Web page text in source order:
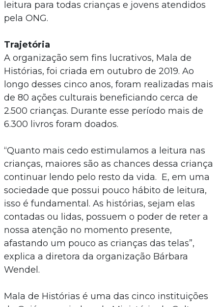
leitura para todas crianças e jovens atendidos
pela ONG.
Trajetória
A organização sem fins lucrativos, Mala de
Histórias, foi criada em outubro de 2019. Ao
longo desses cinco anos, foram realizadas mais
de 80 ações culturais beneficiando cerca de
2.500 crianças. Durante esse período mais de
6.300 livros foram doados.
“Quanto mais cedo estimulamos a leitura nas
crianças, maiores são as chances dessa criança
continuar lendo pelo resto da vida. E, em uma
sociedade que possui pouco hábito de leitura,
isso é fundamental. As histórias, sejam elas
contadas ou lidas, possuem o poder de reter a
nossa atenção no momento presente,
afastando um pouco as crianças das telas”,
explica a diretora da organização Bárbara
Wendel.
Mala de Histórias é uma das cinco instituições